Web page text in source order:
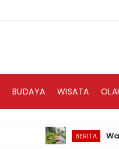
BUDAYA WISATA
BERITA